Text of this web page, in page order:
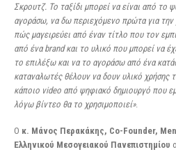
Σκρουτζ. Το ταξίδι μπορεί να είναι από το
αγοράσω, να δω περιεχόμενο πρώτα για την
πώς μαγειρεύει από έναν τίτλο που τον
από ένα brand και το υλικό που μπορεί να
το επιλέξω και να το αγοράσω από ένα
καταναλωτές θέλουν να δουν υλικό χρήσης
κάποιο video από ψηφιακό δημιουργό που
λόγω βίντεο θα το χρησιμοποιεί».
Ο κ. Μάνος Περακάκης, Co-Founder,
Ελληνικού Μεσογειακού Πανεπιστημίου